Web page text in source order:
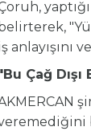
anlayışını
Çağ